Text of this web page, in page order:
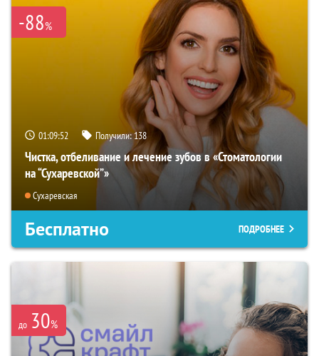
-88%
01:09:51 Получили:138
Чистка, отбеливание и лечение зубов в «Стоматологии
на “Сухаревской”»
Сухаревская
Бесплатно ПОДРОБНЕЕ
до 30%